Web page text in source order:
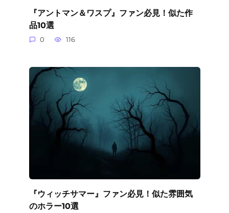
『アントマン＆ワスプ』ファン必見！似た作
品10選
0 116
『ウィッチサマー』ファン必見！似た雰囲気
のホラー10選